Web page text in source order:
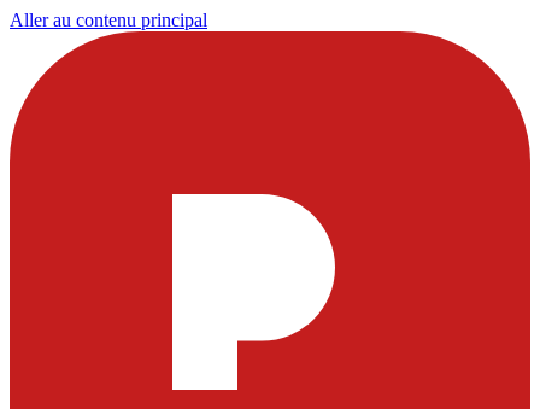
Aller au contenu principal